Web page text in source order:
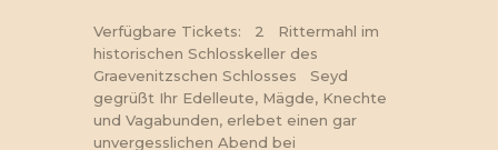
Verfügbare Tickets: 2 Rittermahl im
historischen Schlosskeller des
Graevenitzschen Schlosses Seyd
gegrüßt Ihr Edelleute, Mägde, Knechte
und Vagabunden, erlebet einen gar
unvergesslichen Abend bei